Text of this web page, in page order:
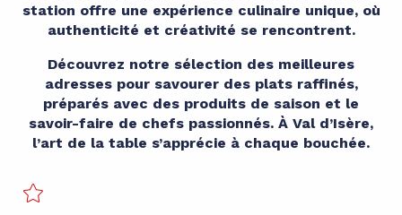
station offre une expérience culinaire unique, où
authenticité et créativité se rencontrent.
Découvrez notre sélection des meilleures
adresses pour savourer des plats raffinés,
préparés avec des produits de saison et le
savoir-faire de chefs passionnés. À Val d’Isère,
l’art de la table s’apprécie à chaque bouchée.